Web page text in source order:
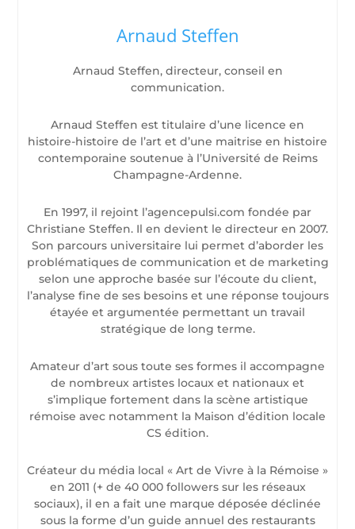
Arnaud Steffen
Arnaud Steffen, directeur, conseil en
communication.
Arnaud Steffen est titulaire d’une licence en
histoire-histoire de l’art et d’une maitrise en histoire
contemporaine soutenue à l’Université de Reims
Champagne-Ardenne.
En 1997, il rejoint l’agencepulsi.com fondée par
Christiane Steffen. Il en devient le directeur en 2007.
Son parcours universitaire lui permet d’aborder les
problématiques de communication et de marketing
selon une approche basée sur l’écoute du client,
l’analyse fine de ses besoins et une réponse toujours
étayée et argumentée permettant un travail
stratégique de long terme.
Amateur d’art sous toute ses formes il accompagne
de nombreux artistes locaux et nationaux et
s’implique fortement dans la scène artistique
rémoise avec notamment la Maison d’édition locale
CS édition.
Créateur du média local « Art de Vivre à la Rémoise »
en 2011 (+ de 40 000 followers sur les réseaux
sociaux), il en a fait une marque déposée déclinée
sous la forme d’un guide annuel des restaurants